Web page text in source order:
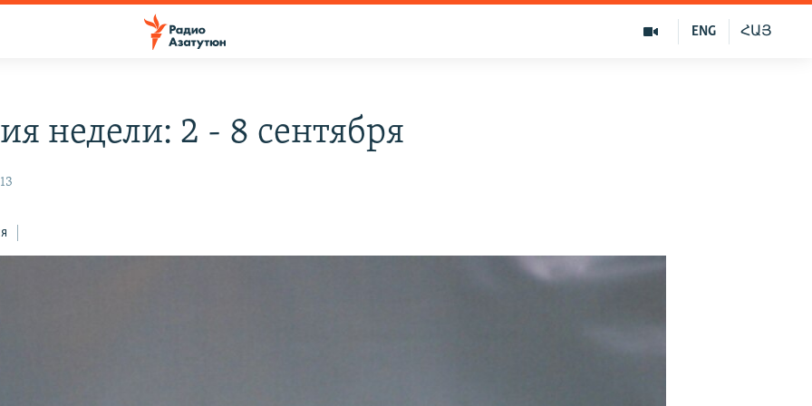
ՀԱՅ
ENG
недели: 2 - 8 сентября